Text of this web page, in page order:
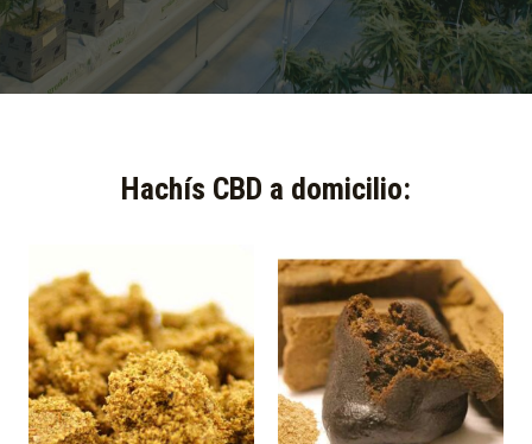
Hachís CBD a domicilio:​